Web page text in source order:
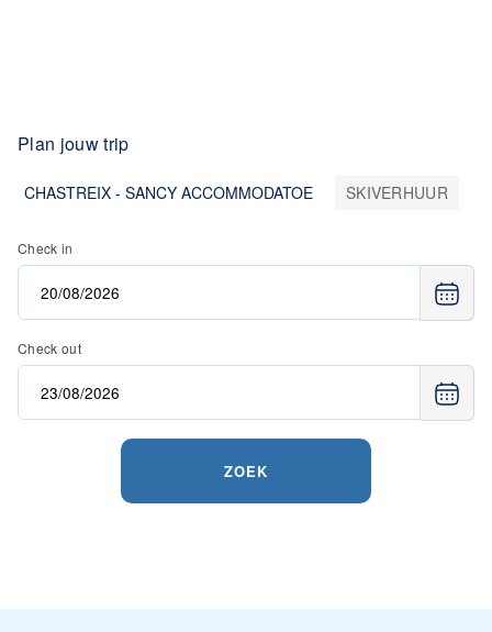
Plan jouw trip
CHASTREIX - SANCY ACCOMMODATOE SKIVERHUUR
Check in
Check out
ZOEK